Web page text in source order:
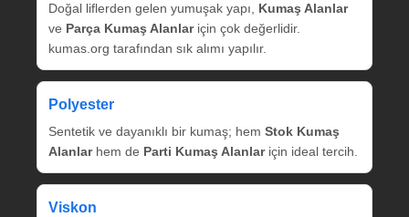
Doğal liflerden gelen yumuşak yapı, Kumaş Alanlar
ve Parça Kumaş Alanlariçin çok değerlidir.
kumas.org tarafından sık alımı yapılır.
Polyester
Sentetik ve dayanıklı bir kumaş; hem Stok Kumaş
Alanlarhem de Parti Kumaş Alanlariçin ideal tercih.
Viskon